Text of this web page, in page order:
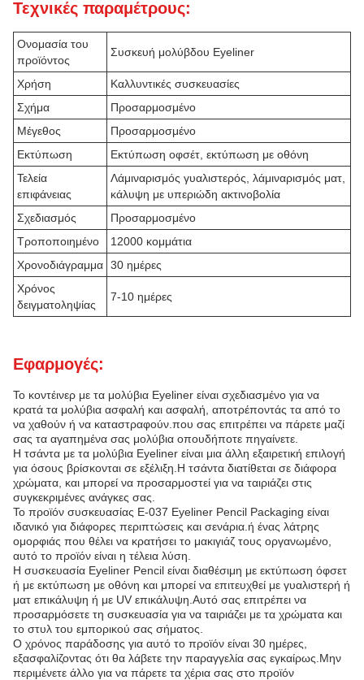
Τεχνικές παραμέτρους:
Ονομασία του
προϊόντος
Συσκευή μολύβδου Eyeliner
Χρήση
Καλλυντικές συσκευασίες
Σχήμα
Προσαρμοσμένο
Μέγεθος
Προσαρμοσμένο
Εκτύπωση
Εκτύπωση οφσέτ, εκτύπωση με οθόνη
Τελεία
επιφάνειας
Λάμιναρισμός γυαλιστερός, λάμιναρισμός ματ,
κάλυψη με υπεριώδη ακτινοβολία
Σχεδιασμός
Προσαρμοσμένο
Τροποποιημένο
12000 κομμάτια
Χρονοδιάγραμμα 30 ημέρες
Χρόνος
δειγματοληψίας
7-10 ημέρες
Εφαρμογές:
Το κοντέινερ με τα μολύβια Eyeliner είναι σχεδιασμένο για να
κρατά τα μολύβια ασφαλή και ασφαλή, αποτρέποντάς τα από το
να χαθούν ή να καταστραφούν.που σας επιτρέπει να πάρετε μαζί
σας τα αγαπημένα σας μολύβια οπουδήποτε πηγαίνετε.
Η τσάντα με τα μολύβια Eyeliner είναι μια άλλη εξαιρετική επιλογή
για όσους βρίσκονται σε εξέλιξη.Η τσάντα διατίθεται σε διάφορα
χρώματα, και μπορεί να προσαρμοστεί για να ταιριάζει στις
συγκεκριμένες ανάγκες σας.
Το προϊόν συσκευασίας E-037 Eyeliner Pencil Packaging είναι
ιδανικό για διάφορες περιπτώσεις και σενάρια.ή ένας λάτρης
ομορφιάς που θέλει να κρατήσει το μακιγιάζ τους οργανωμένο,
αυτό το προϊόν είναι η τέλεια λύση.
Η συσκευασία Eyeliner Pencil είναι διαθέσιμη με εκτύπωση όφσετ
ή με εκτύπωση με οθόνη και μπορεί να επιτευχθεί με γυαλιστερή ή
ματ επικάλυψη ή με UV επικάλυψη.Αυτό σας επιτρέπει να
προσαρμόσετε τη συσκευασία για να ταιριάζει με τα χρώματα και
το στυλ του εμπορικού σας σήματος.
Ο χρόνος παράδοσης για αυτό το προϊόν είναι 30 ημέρες,
εξασφαλίζοντας ότι θα λάβετε την παραγγελία σας εγκαίρως.Μην
περιμένετε άλλο για να πάρετε τα χέρια σας στο προϊόν